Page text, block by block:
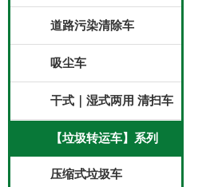
道路污染清除车
吸尘车
干式｜湿式两用 清扫车
【垃圾转运车】系列
压缩式垃圾车